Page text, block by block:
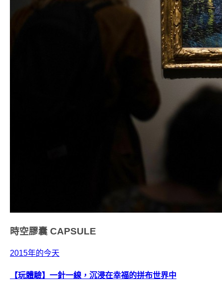
時空膠囊 CAPSULE
2015年的今天
【玩體驗】一針一線，沉浸在幸福的拼布世界中